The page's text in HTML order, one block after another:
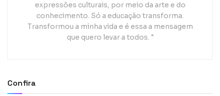
expressões culturais, por meio da arte e do
conhecimento. Só a educação transforma.
Transformou a minha vida e é essa a mensagem
que quero levar a todos. "
Confira